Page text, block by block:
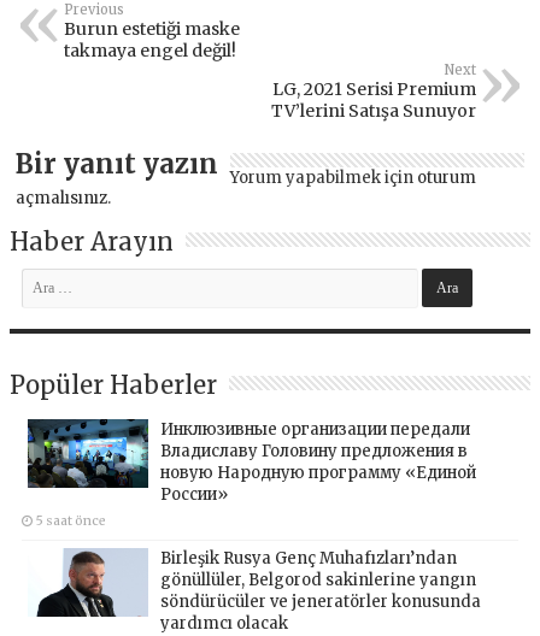
Previous
Burun estetiği maske
takmaya engel değil!
Next
LG, 2021 Serisi Premium
TV’lerini Satışa Sunuyor
Bir yanıt yazın Yorum yapabilmek için oturum
açmalısınız.
Haber Arayın
Popüler Haberler
Инклюзивные организации передали
Владиславу Головину предложения в
новую Народную программу «Единой
России»
5 saat önce
Birleşik Rusya Genç Muhafızları’ndan
gönüllüler, Belgorod sakinlerine yangın
söndürücüler ve jeneratörler konusunda
yardımcı olacak